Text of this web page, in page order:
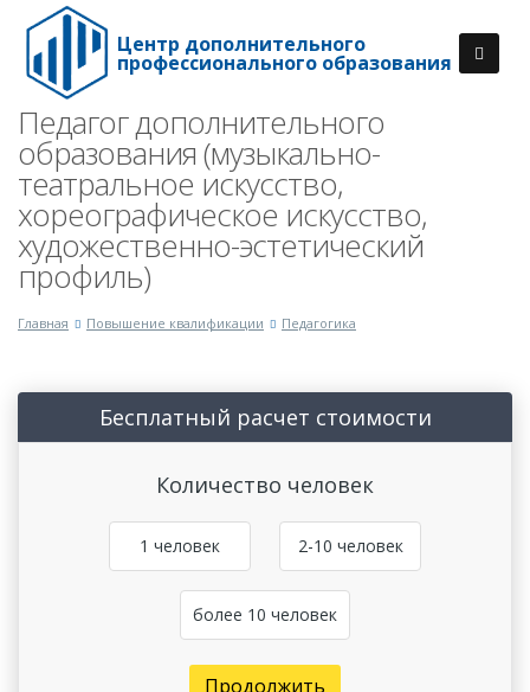
Центр дополнительного
профессионального образования
Педагог дополнительного
образования (музыкально-
театральное искусство,
хореографическое искусство,
художественно-эстетический
профиль)
Главная Повышение квалификации Педагогика
Бесплатный расчет стоимости
Количество человек
1 человек 2-10 человек
более 10 человек
Продолжить